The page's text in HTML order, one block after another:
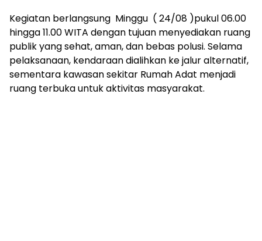
Kegiatan berlangsung Minggu ( 24/08 )pukul 06.00
hingga 11.00 WITA dengan tujuan menyediakan ruang
publik yang sehat, aman, dan bebas polusi. Selama
pelaksanaan, kendaraan dialihkan ke jalur alternatif,
sementara kawasan sekitar Rumah Adat menjadi
ruang terbuka untuk aktivitas masyarakat.